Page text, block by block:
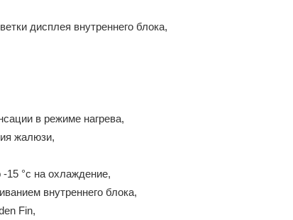
дисплея внутреннего блока,
в режиме нагрева,
жалюзи,
-15 °c на охлаждение,
внутреннего блока,
Fin,